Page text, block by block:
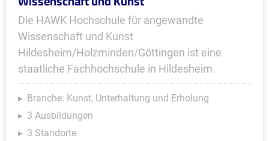
Die HAWK Hochschule für angewandte
Wissenschaft und Kunst
Hildesheim/Holzminden/Göttingen ist eine
staatliche Fachhochschule in Hildesheim.
Branche: Kunst, Unterhaltung und Erholung
3 Ausbildungen
3 Standorte